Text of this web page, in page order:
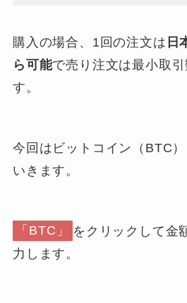
購入の場合、1回の注文は 日
ら可能で売り注文は最小取
す。
今回はビットコイン（BTC
いきます。
「BTC」
をクリックして金
力します。